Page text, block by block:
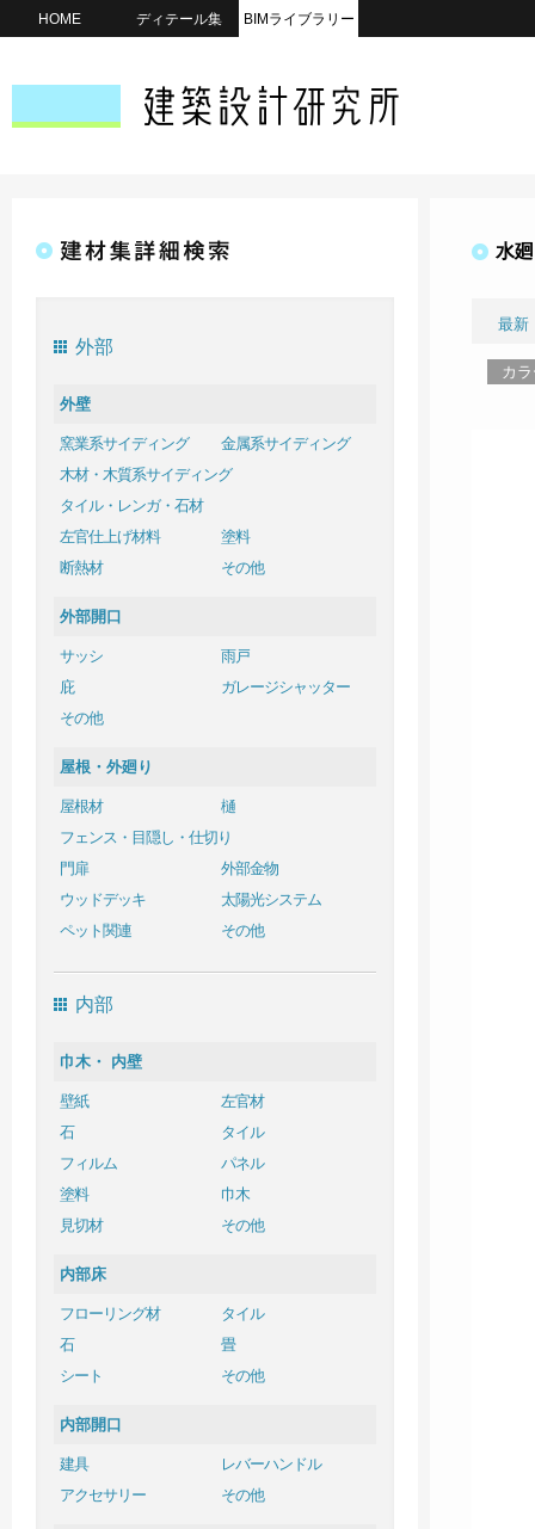
HOME ディテール集 BIMライブラリー
外部
外壁
窯業系サイディング
金属系サイディング
木材・木質系サイディング
タイル・レンガ・石材
左官仕上げ材料
塗料
断熱材
その他
外部開口
サッシ
雨戸
庇
ガレージシャッター
その他
屋根・外廻り
屋根材
樋
フェンス・目隠し・仕切り
門扉
外部金物
ウッドデッキ
太陽光システム
ペット関連
その他
内部
巾木・ 内壁
壁紙
左官材
石
タイル
フィルム
パネル
塗料
巾木
見切材
その他
内部床
フローリング材
タイル
石
畳
シート
その他
内部開口
建具
レバーハンドル
アクセサリー
その他
水
最新
カ